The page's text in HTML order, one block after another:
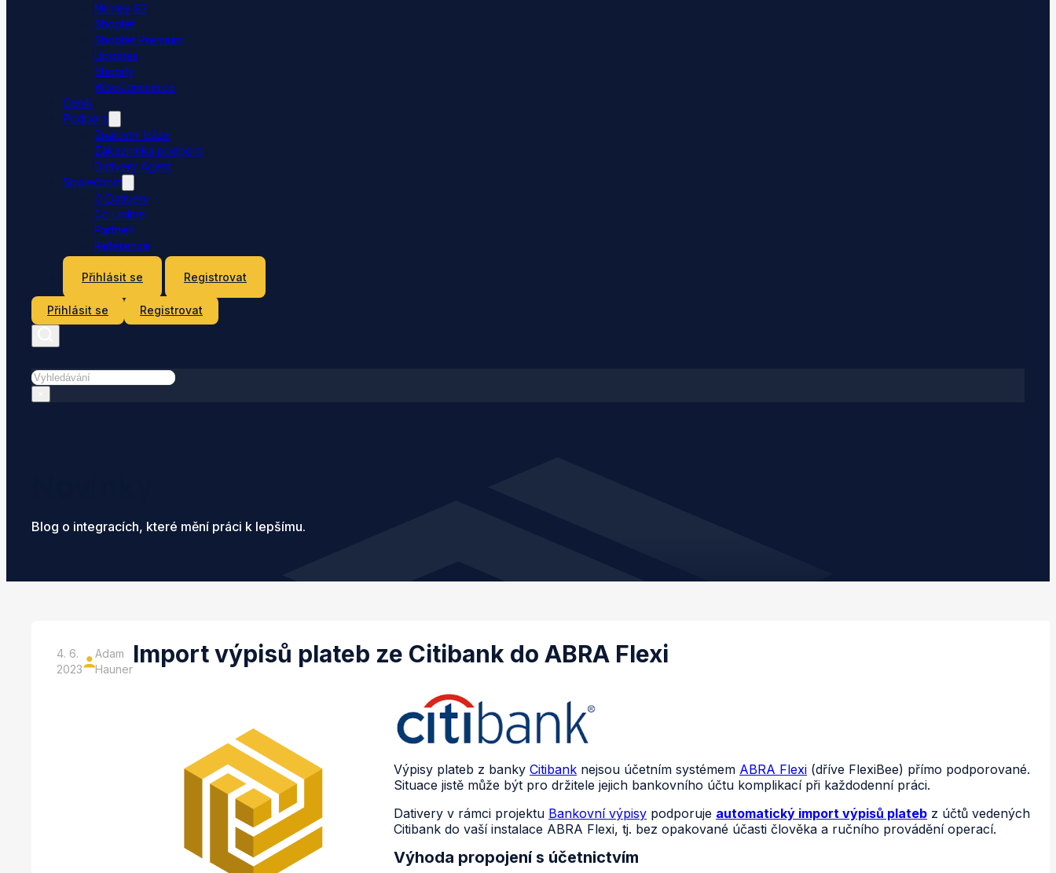
Money S3
Shoptet
Shoptet Premium
Upgates
Shopify
WooCommerce
Ceník
Podpora
Znalostní báze
Zákaznická podpora
Dativery Agent
Společnost
O Dativery
Co umíme
Partneři
Reference
Přihlásit se
Registrovat
Přihlásit se Registrovat
Hledat
Blog o integracích, které mění práci k lepšímu.
4. 6.
2023
Adam
Hauner
Import výpisů plateb ze Citibank do ABRA Flexi
Výpisy plateb z banky Citibank nejsou účetním systémem ABRA Flexi (dříve FlexiBee) přímo podporované.
Situace jistě může být pro držitele jejich bankovního účtu komplikací při každodenní práci.
Dativery v rámci projektu Bankovní výpisy podporuje automatický import výpisů plateb z účtů vedených
Citibank do vaší instalace ABRA Flexi, tj. bez opakované účasti člověka a ručního provádění operací.
Výhoda propojení s účetnictvím